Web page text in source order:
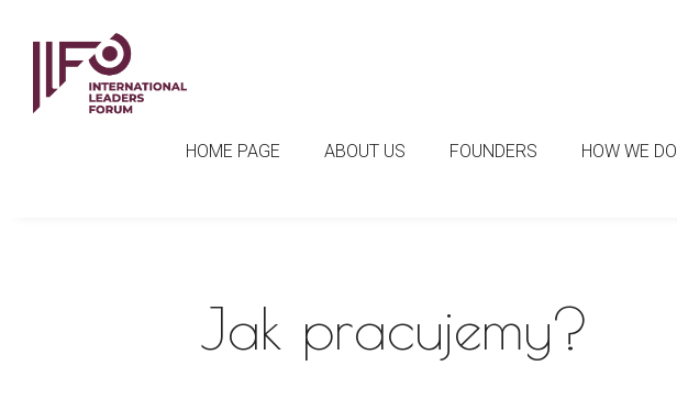
content
HOME PAGE ABOUT US FOUNDERS HOW WE
Jak pracujemy?